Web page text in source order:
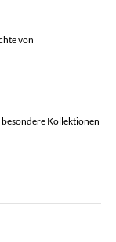
von
besondere Kollektionen